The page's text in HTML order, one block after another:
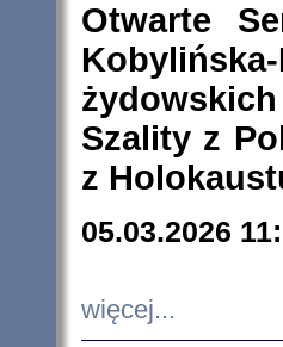
Otwarte
Szality z
z
05.03.2026
więcej...